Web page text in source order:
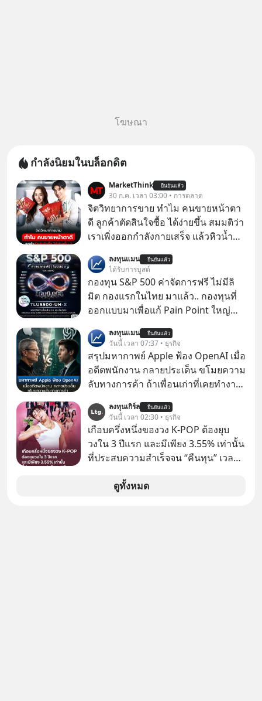
โฆษณา
กำลังนิยมในบล็อกดิต
MarketThink ยืนยันแล้ว
30 ก.ค. เวลา 03:00 • การตลาด
จิตวิทยาการขาย ทำไม คนขายหน้าตา
ดี ลูกค้าตัดสินใจซื้อ ได้ง่ายขึ้น สมมติว่า
เราเพิ่งออกกำลังกายเสร็จ แล้วหิวน้ำ
ขายของเหมือนกันทุกอย่าง
ลงทุนแมน ยืนยันแล้ว
ได้รับการบูสต์
กองทุน S&P 500 ค่าจัดการฟรี ไม่มีลิ
มิต กองแรกในไทย มาแล้ว.. กองทุนที่
ออกแบบมาเพื่อแก้ Pain Point ใหญ่
ลงทุนแมน ยืนยันแล้ว
วันนี้ เวลา 07:37 • ธุรกิจ
สรุปมหากาพย์ Apple ฟ้อง OpenAI เมื่อ
อดีตพนักงาน กลายประเด็น ขโมยความ
ลับทางการค้า ถ้าเพื่อนเก่าที่เคยทำงาน
เก่าที่เขาเคยทำไว้ ตอนยังอยู่บริษัท
เดียวกัน
ลงทุนเกิร์ล ยืนยันแล้ว
วันนี้ เวลา 02:30 • ธุรกิจ
เกือบครึ่งหนึ่งของวง K-POP ต้องยุบ
วงใน 3 ปีแรก และมีเพียง 3.55% เท่านั้น
ที่ประสบความสำเร็จจน “คืนทุน” เวลา
เห็นภาพความสำเร็จที่หรูหรา คอนเสิร์ต
ดูทั้งหมด